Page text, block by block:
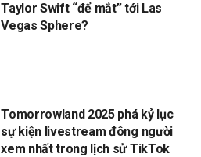
Taylor Swift “để mắt” tới Las
Vegas Sphere?
Tomorrowland 2025 phá kỷ lục
sự kiện livestream đông người
xem nhất trong lịch sử TikTok